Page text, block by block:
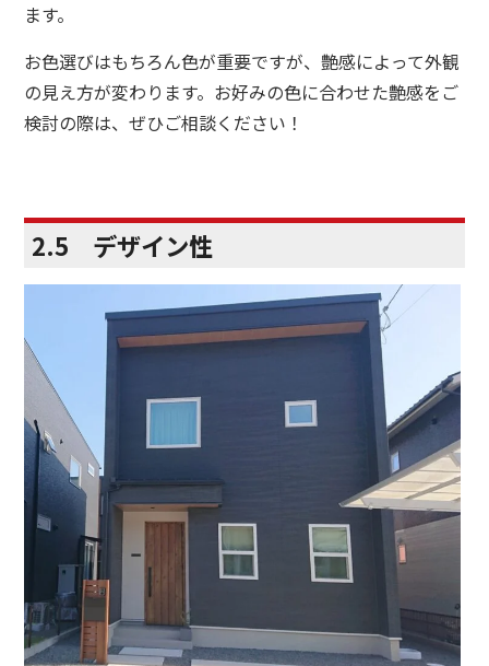
ます。
お色選びはもちろん色が重要ですが、艶感によって外観
の見え方が変わります。お好みの色に合わせた艶感をご
検討の際は、ぜひご相談ください！
2.5 デザイン性